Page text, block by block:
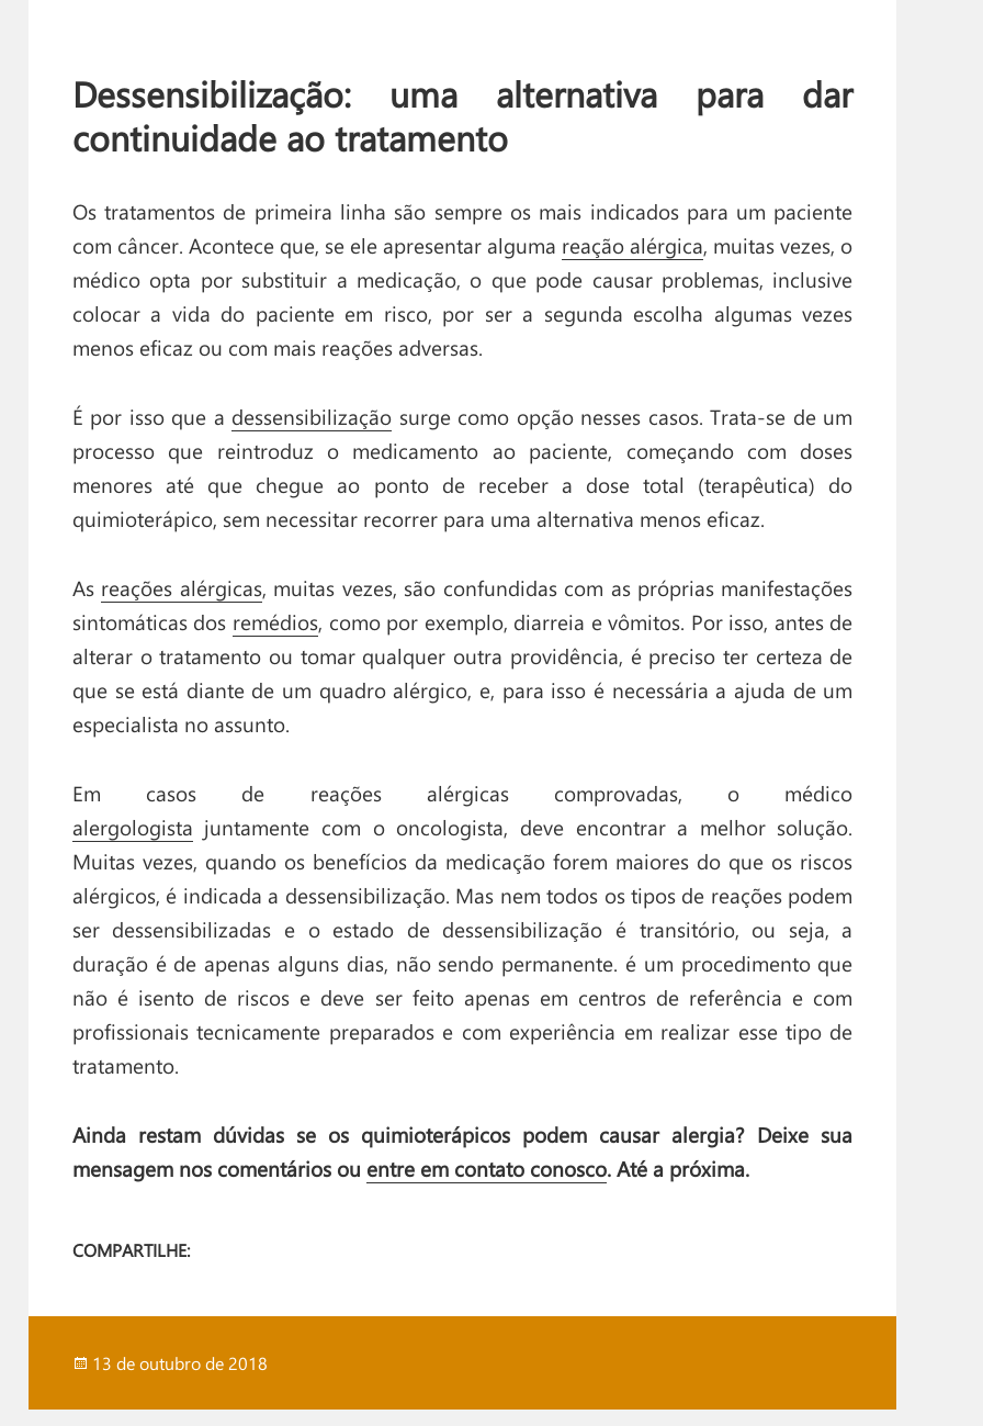
Dessensibilização: uma alternativa para dar
continuidade ao tratamento
Os tratamentos de primeira linha são sempre os mais indicados para um paciente
com câncer. Acontece que, se ele apresentar alguma reação alérgica, muitas vezes, o
médico opta por substituir a medicação, o que pode causar problemas, inclusive
colocar a vida do paciente em risco, por ser a segunda escolha algumas vezes
menos eficaz ou com mais reações adversas.
É por isso que a dessensibilização surge como opção nesses casos. Trata-se de um
processo que reintroduz o medicamento ao paciente, começando com doses
menores até que chegue ao ponto de receber a dose total (terapêutica) do
quimioterápico, sem necessitar recorrer para uma alternativa menos eficaz.
As reações alérgicas, muitas vezes, são confundidas com as próprias manifestações
sintomáticas dos remédios, como por exemplo, diarreia e vômitos. Por isso, antes de
alterar o tratamento ou tomar qualquer outra providência, é preciso ter certeza de
que se está diante de um quadro alérgico, e, para isso é necessária a ajuda de um
especialista no assunto.
Em casos de reações alérgicas comprovadas, o médico
alergologista juntamente com o oncologista, deve encontrar a melhor solução.
Muitas vezes, quando os benefícios da medicação forem maiores do que os riscos
alérgicos, é indicada a dessensibilização. Mas nem todos os tipos de reações podem
ser dessensibilizadas e o estado de dessensibilização é transitório, ou seja, a
duração é de apenas alguns dias, não sendo permanente. é um procedimento que
não é isento de riscos e deve ser feito apenas em centros de referência e com
profissionais tecnicamente preparados e com experiência em realizar esse tipo de
tratamento.
Ainda restam dúvidas se os quimioterápicos podem causar alergia? Deixe sua
mensagem nos comentários ou entre em contato conosco. Até a próxima.
COMPARTILHE:
Publicado
13 de outubro de 2018